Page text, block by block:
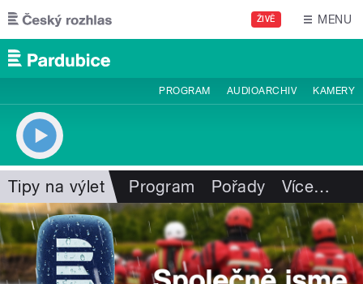
Přejít k hlavnímu obsahu
ŽIVĚ MENU
PROGRAM AUDIOARCHIV KAMERY
Tipy na výlet Program Pořady Více…